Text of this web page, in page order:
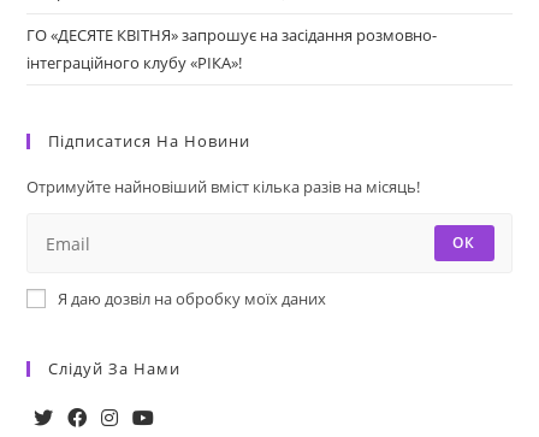
ГО «ДЕСЯТЕ КВІТНЯ» запрошує на засідання розмовно-
інтеграційного клубу «РІКА»!
Підписатися На Новини
Отримуйте найновіший вміст кілька разів на місяць!
ОК
Я даю дозвіл на обробку моїх даних
Слідуй За Нами